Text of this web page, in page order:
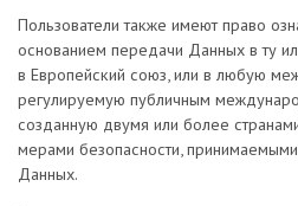
Пользователи также имеют право
основанием передачи Данных в ту
в Европейский союз, или в любую
регулируемую публичным
созданную двумя или более
мерами безопасности,
Данных.